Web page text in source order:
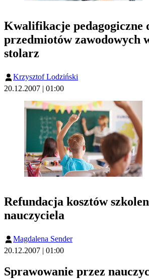
Kwalifikacje pedagogiczne
przedmiotów zawodowych
stolarz
Krzysztof Lodziński
20.12.2007 | 01:00
Refundacja kosztów
nauczyciela
Magdalena Sender
20.12.2007 | 01:00
Sprawowanie przez